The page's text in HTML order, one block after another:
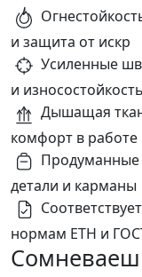
и защита от искр
Усиленные
и износостойкость
Дышащая
комфорт в работе
Продуманные
детали и карманы
Соответствует
нормам ЕТН и